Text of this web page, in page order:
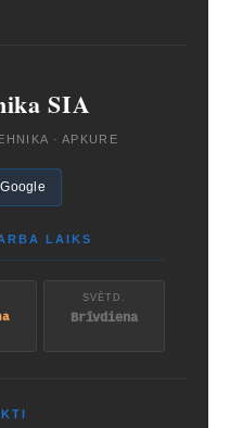
SIA
· APKURE
LAIKS
SVĒTD.
Brīvdiena